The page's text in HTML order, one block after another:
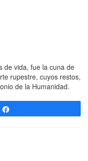
de vida, fue la cuna de
rupestre, cuyos restos,
de la Humanidad.